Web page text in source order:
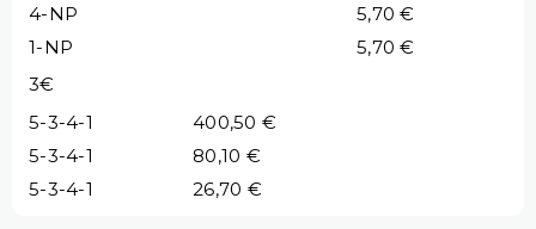
4-NP
5,70 €
1-NP
5,70 €
3€
5-3-4-1
400,50 €
5-3-4-1
80,10 €
5-3-4-1
26,70 €